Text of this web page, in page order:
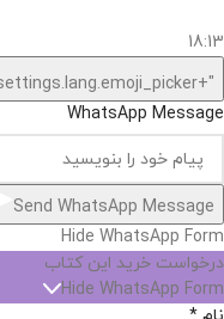
18:13
"+chaty_settings.lang.emoji_picker+"
WhatsApp Message
Send WhatsApp Message
Hide WhatsApp Form
درخواست خرید این کتاب
Hide WhatsApp Form